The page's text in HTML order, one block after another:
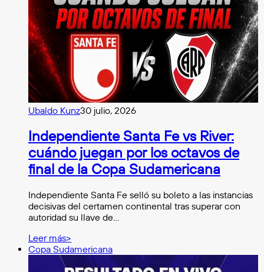
Ubaldo Kunz30 julio, 2026
Independiente Santa Fe vs River:
cuándo juegan por los octavos de
final de la Copa Sudamericana
Independiente Santa Fe selló su boleto a las instancias
decisivas del certamen continental tras superar con
autoridad su llave de…
Leer más>
Copa Sudamericana